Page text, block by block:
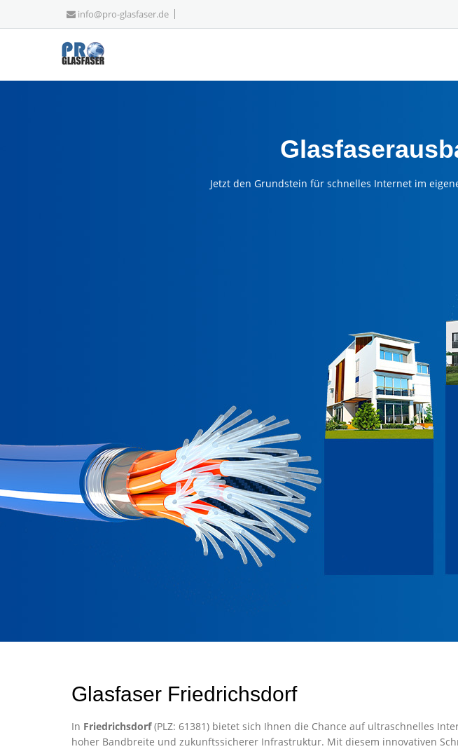
info@pro-glasfaser.de
Jetzt den Grundstein für schnelles Internet im
Glasfaser Friedrichsdorf
In Friedrichsdorf(PLZ: 61381) bietet sich Ihnen die Chance auf ultraschnelles
hoher Bandbreite und zukunftssicherer Infrastruktur. Mit diesem innovativen